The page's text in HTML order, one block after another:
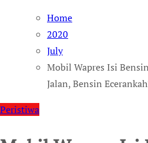
Home
2020
July
Mobil Wapres Isi
Jalan, Bensin
Peristiwa